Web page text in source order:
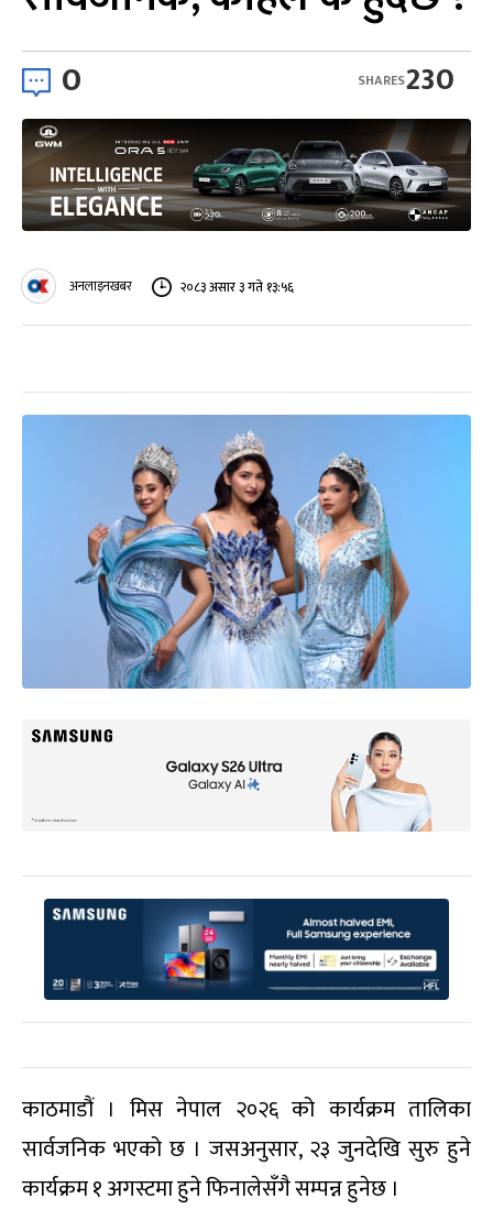
0 230
SHARES
अनलाइनखबर २०८३ असार ३ गते १३:५६
काठमाडौं । मिस नेपाल २०२६ को कार्यक्रम तालिका
सार्वजनिक भएको छ । जसअनुसार, २३ जुनदेखि सुरु हुने
कार्यक्रम १ अगस्टमा हुने फिनालेसँगै सम्पन्न हुनेछ ।